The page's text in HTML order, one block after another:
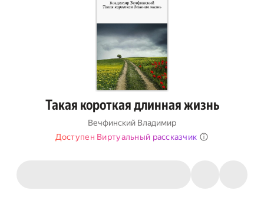
Такая короткая длинная жизнь
Вечфинский Владимир
Доступен Виртуальный рассказчик